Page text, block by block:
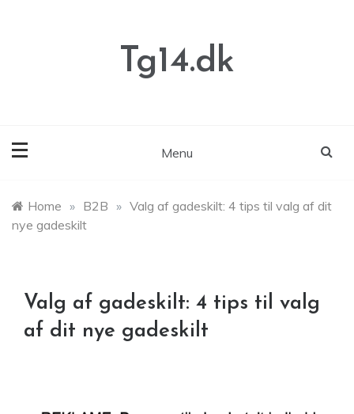
Tg14.dk
Menu
Home » B2B » Valg af gadeskilt: 4 tips til valg af dit
nye gadeskilt
Valg af gadeskilt: 4 tips til valg
af dit nye gadeskilt